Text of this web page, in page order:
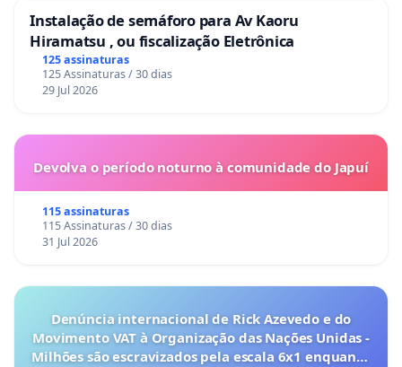
Instalação de semáforo para Av Kaoru
Hiramatsu , ou fiscalização Eletrônica
125 assinaturas
125 Assinaturas / 30 dias
29 Jul 2026
Devolva o período noturno à comunidade do Japuí
115 assinaturas
115 Assinaturas / 30 dias
31 Jul 2026
Denúncia internacional de Rick Azevedo e do
Movimento VAT à Organização das Nações Unidas -
Milhões são escravizados pela escala 6x1 enquanto